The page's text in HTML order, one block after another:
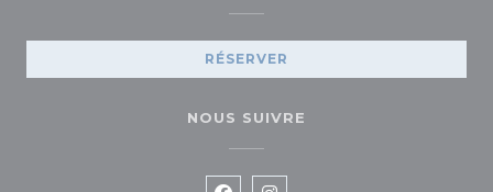
RÉSERVER
NOUS SUIVRE